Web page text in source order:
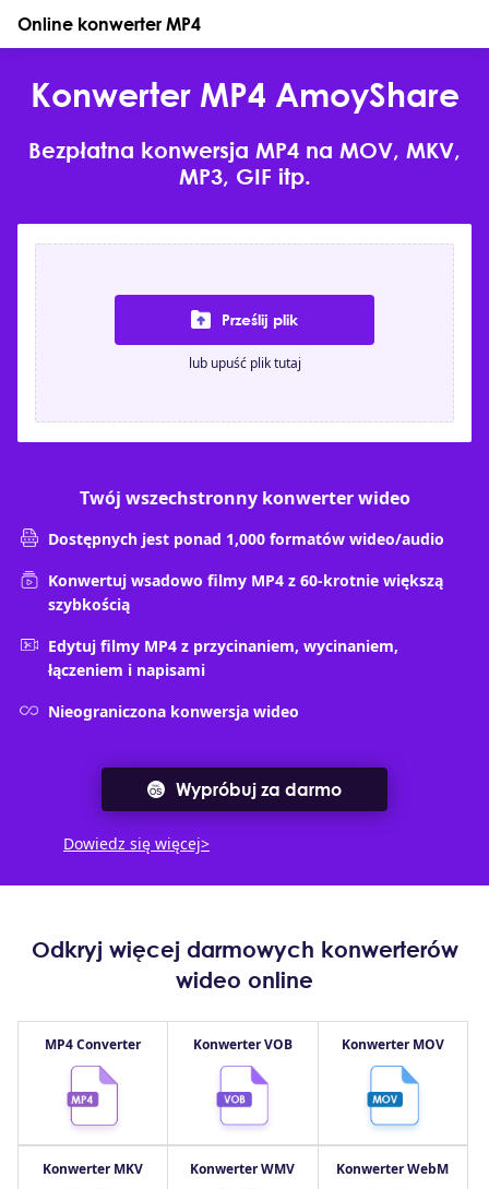
Online konwerter MP4
Konwerter MP4 AmoyShare
Bezpłatna konwersja MP4 na MOV, MKV,
MP3, GIF itp.
Prześlij plik
lub upuść plik tutaj
Twój wszechstronny konwerter wideo
Dostępnych jest ponad 1,000 formatów wideo/audio
Konwertuj wsadowo filmy MP4 z 60-krotnie większą
szybkością
Edytuj filmy MP4 z przycinaniem, wycinaniem,
łączeniem i napisami
Nieograniczona konwersja wideo
Wypróbuj za darmo
Dowiedz się więcej>
Odkryj więcej darmowych konwerterów
wideo online
MP4 Converter Konwerter VOB Konwerter MOV
Konwerter MKV Konwerter WMV Konwerter WebM